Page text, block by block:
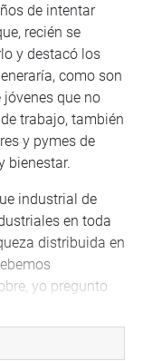
de intentar
recién se
y destacó los
como son
que no
trabajo, también
y pymes de
bienestar.
industrial de
en toda
distribuida en
yo pregunto
de oro; o por qué
mejor jugo